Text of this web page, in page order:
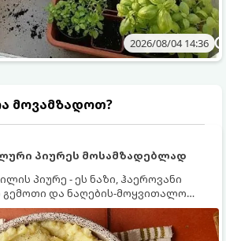
2026/08/04 14:36
მოვამზადოთ?
პიურეს მოსამზადებლად
პიურე - ეს ნაზი, ჰაეროვანი
გემოთი და ნაღების-მოყვითალო
ძალიან მარტივია, მაგრამ
საიდუმლო, რომლებიც უნდა
გემრიელი გამოვიდეს.